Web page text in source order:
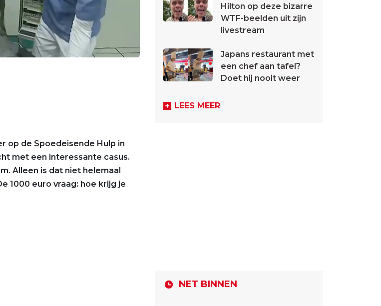
op de Spoedeisende Hulp in
met een interessante casus.
Alleen is dat niet helemaal
1000 euro vraag: hoe krijg je
Hilton op deze bizarre
WTF-beelden uit zijn
livestream
Japans restaurant met
een chef aan tafel?
Doet hij nooit weer
LEES MEER
NET BINNEN